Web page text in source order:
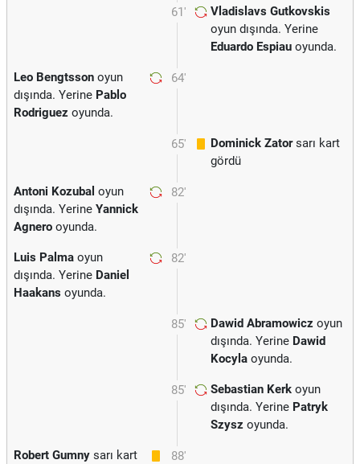
61'
Vladislavs Gutkovskis
oyun dışında. Yerine
Eduardo Espiau oyunda.
64'
Leo Bengtsson oyun
dışında. Yerine Pablo
Rodriguez oyunda.
65' Dominick Zatorsarı kart
gördü
82'
Antoni Kozubal oyun
dışında. Yerine Yannick
Agnero oyunda.
82'
Luis Palma oyun
dışında. Yerine Daniel
Haakans oyunda.
85' Dawid Abramowicz oyun
dışında. Yerine Dawid
Kocyla oyunda.
85' Sebastian Kerk oyun
dışında. Yerine Patryk
Szysz oyunda.
88'
Robert Gumny sarı kart